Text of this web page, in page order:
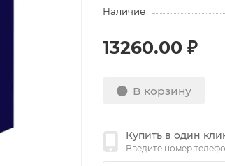
Наличие
13260.00 ₽
В корзину
Купить в один
Введите номер